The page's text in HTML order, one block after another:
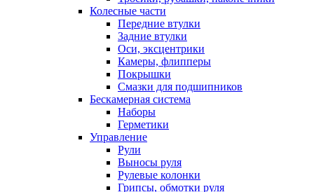
Колесные части
Передние втулки
Задние втулки
Оси, эксцентрики
Камеры, флипперы
Покрышки
Смазки для подшипников
Бескамерная система
Наборы
Герметики
Управление
Рули
Выносы руля
Рулевые колонки
Грипсы, обмотки руля